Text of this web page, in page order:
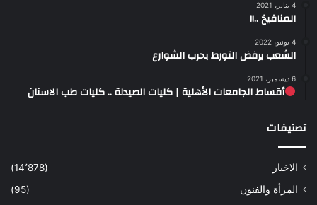
4 يناير، 2021
المنافيخ ..!!
4 يونيو، 2022
الشعب يرفض التورط بحرب الشوارع
6 ديسمبر، 2021
أقساط الجامعات الأهلية | كليات الصيدلة .. كليات طب الاسنان
تصنيفات
الاخبار
(14٬878)
المرأة والفنون
(95)